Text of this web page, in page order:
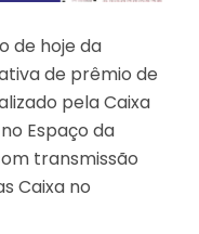
de hoje da
de prêmio de
pela Caixa
Espaço da
transmissão
Caixa no